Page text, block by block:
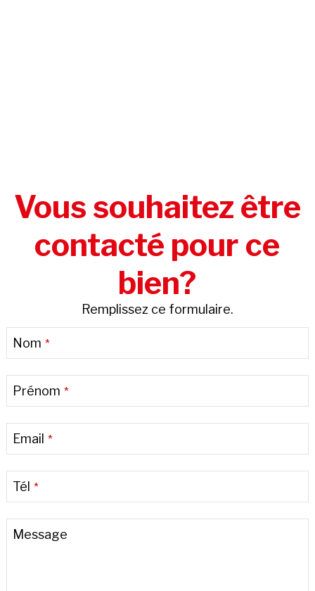
Vous souhaitez être
contacté pour ce
bien?
Remplissez ce formulaire.
Email
Nom *
Prénom *
Email *
Tél *
Message